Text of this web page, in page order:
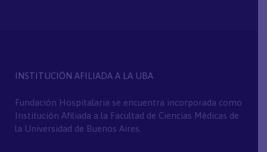
INSTITUCIÓN AFILIADA A LA UBA
Fundación Hospitalaria se encuentra incorporada como
Institución Afiliada a la Facultad de Ciencias Médicas de
la Universidad de Buenos Aires.